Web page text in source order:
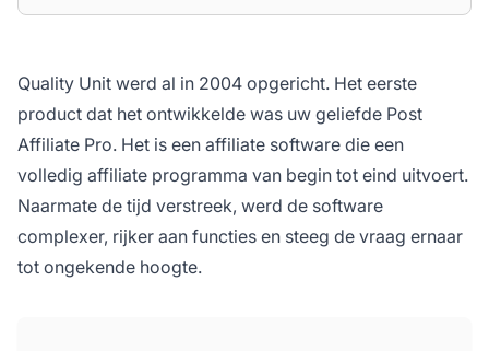
Quality Unit werd al in 2004 opgericht. Het eerste
product dat het ontwikkelde was uw geliefde Post
Affiliate Pro. Het is een affiliate software die een
volledig affiliate programma van begin tot eind uitvoert.
Naarmate de tijd verstreek, werd de software
complexer, rijker aan functies en steeg de vraag ernaar
tot ongekende hoogte.